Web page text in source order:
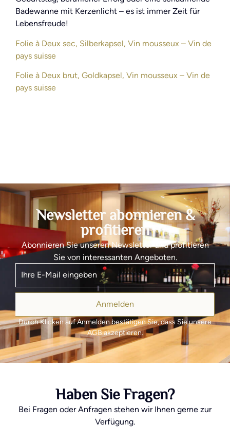
Badewanne mit Kerzenlicht – es ist immer Zeit für
Lebensfreude!
Folie à Deux sec, Silberkapsel, Vin mousseux – Vin de
pays suisse
Folie à Deux brut, Goldkapsel, Vin mousseux – Vin de
pays suisse
Newsletter abonnieren &
profitieren
Abonnieren Sie unseren Newsletter und profitieren
Sie von interessanten Angeboten.
Anmelden
Durch Klicken auf Anmelden bestätigen Sie, dass Sie unsere
AGB akzeptieren.
Haben Sie Fragen?
Bei Fragen oder Anfragen stehen wir Ihnen gerne zur
Verfügung.